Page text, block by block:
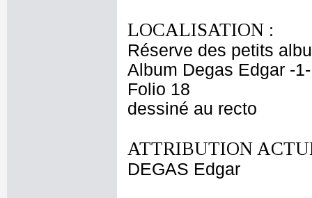
LOCALISATION :
Réserve des petits
Album Degas Edgar -1-
Folio 18
dessiné au recto
ATTRIBUTION
DEGAS Edgar